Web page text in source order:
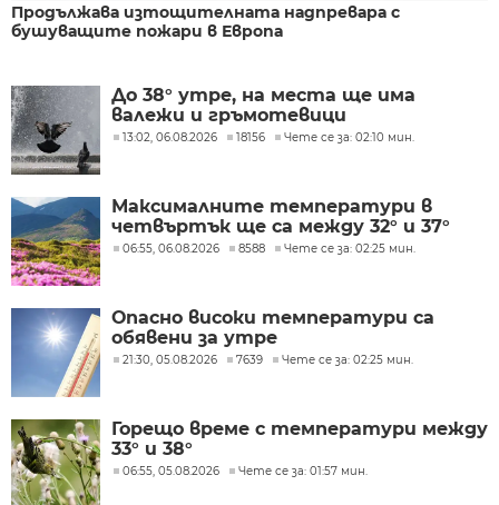
Продължава изтощителната надпревара с
бушуващите пожари в Европа
До 38° утре, на места ще има
валежи и гръмотевици
13:02, 06.08.2026 18156 Чете се за: 02:10 мин.
Максималните температури в
четвъртък ще са между 32° и 37°
06:55, 06.08.2026 8588 Чете се за: 02:25 мин.
Опасно високи температури са
обявени за утре
21:30, 05.08.2026 7639 Чете се за: 02:25 мин.
Горещо време с температури между
33° и 38°
06:55, 05.08.2026 Чете се за: 01:57 мин.